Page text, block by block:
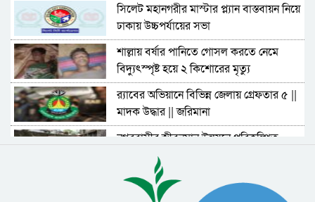
সিলেট মহানগরীর মাস্টার প্ল্যান বাস্তবায়ন নিয়ে
ঢাকায় উচ্চপর্যায়ের সভা
শাল্লায় বর্ষার পানিতে গোসল করতে নেমে
বিদ্যুৎস্পৃষ্ট হয়ে ২ কিশোরের মৃত্যু
র‌্যাবের অভিয়ানে বিভিন্ন জেলায় গ্রেফতার ৫ ||
মাদক উদ্ধার || জরিমানা
নগরবাসীর জীবনমান উন্নয়নে পরিকল্পিত
উন্নয়নের বিকল্প নেই : সিসিক প্রশাসক
শিক্ষক মুরাদ আহমদের মৃত্যুতে শোকসভা ও
দোয়া মাহফিল অনুষ্ঠিত